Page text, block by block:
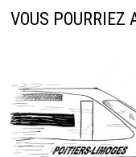
VOUS POURRIEZ